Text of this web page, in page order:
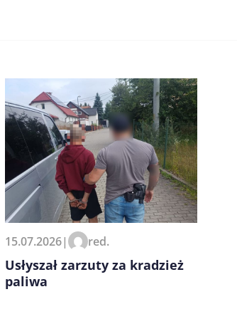
w tej przeglądarce podczas pisania
15.07.2026| red.
Usłyszał zarzuty za kradzież
paliwa